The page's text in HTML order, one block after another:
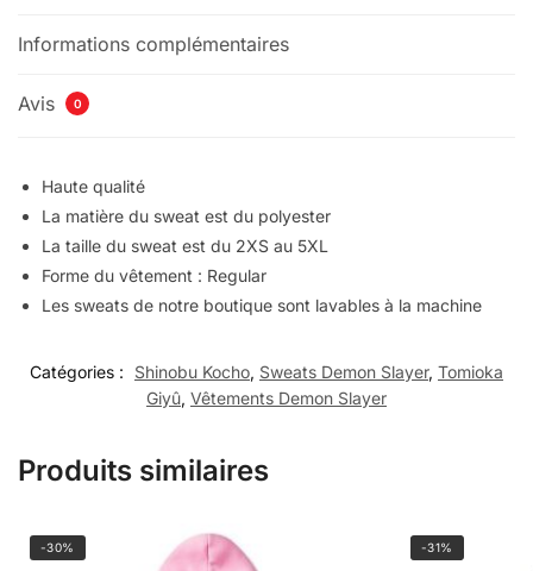
Tomioka
Informations complémentaires
Avis 0
Haute qualité
La matière du sweat est du polyester
La taille du sweat est du 2XS au 5XL
Forme du vêtement : Regular
Les sweats de notre boutique sont lavables à la machine
Catégories : Shinobu Kocho, Sweats Demon Slayer, Tomioka
Giyû, Vêtements Demon Slayer
Produits similaires
-30% -31%